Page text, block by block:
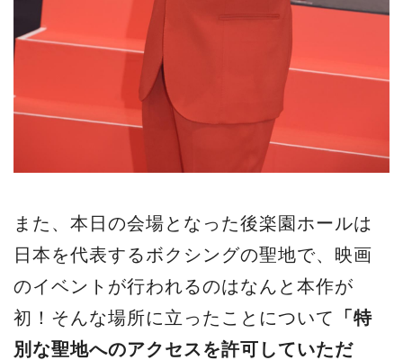
また、本日の会場となった後楽園ホールは
日本を代表するボクシングの聖地で、映画
のイベントが行われるのはなんと本作が
初！そんな場所に立ったことについて
「特
別な聖地へのアクセスを許可していただ